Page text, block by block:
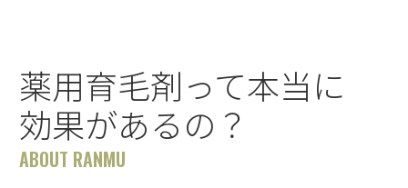
薬用育毛剤って本当に
効果があるの？
ABOUT RANMU